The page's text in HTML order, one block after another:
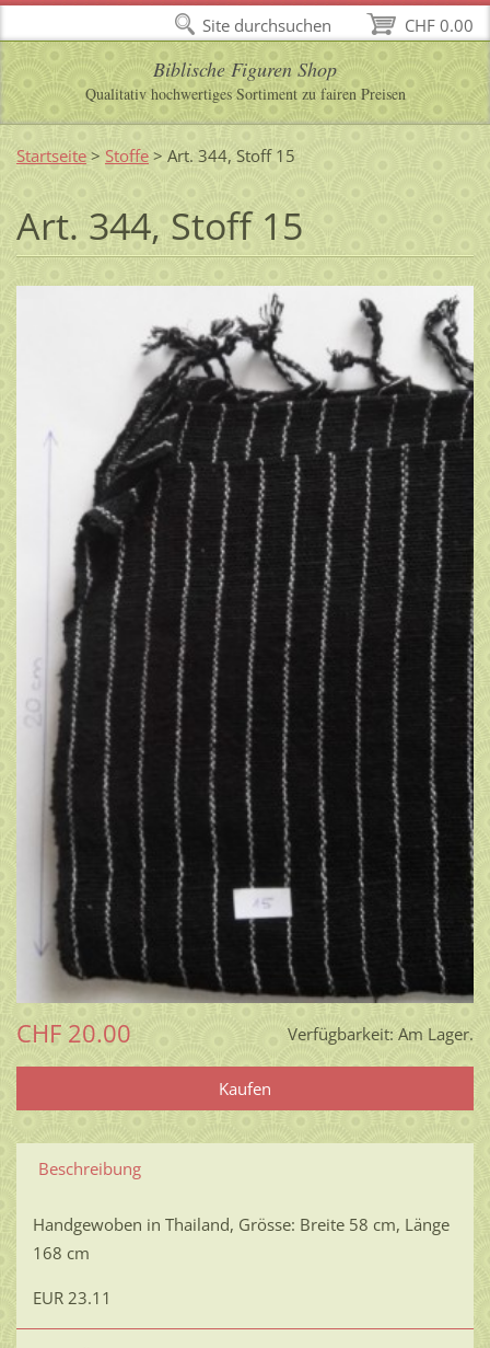
Biblische Figuren Shop
Qualitativ hochwertiges Sortiment zu fairen Preisen
Startseite > Stoffe > Art. 344, Stoff 15
Art. 344, Stoff 15
Verfügbarkeit: Am Lager.
CHF 20.00
Beschreibung
Handgewoben in Thailand, Grösse: Breite 58 cm, Länge
168 cm
EUR 23.11
CHF 0.00
Site durchsuchen